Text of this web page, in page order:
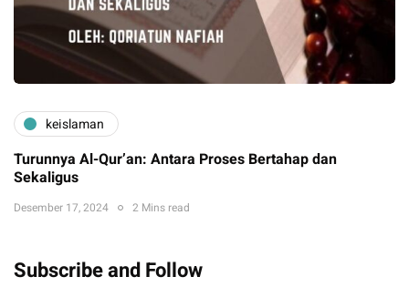
keislaman
Turunnya Al-Qur’an: Antara Proses Bertahap dan
Sekaligus
Desember 17, 2024 2 Mins read
Subscribe and Follow